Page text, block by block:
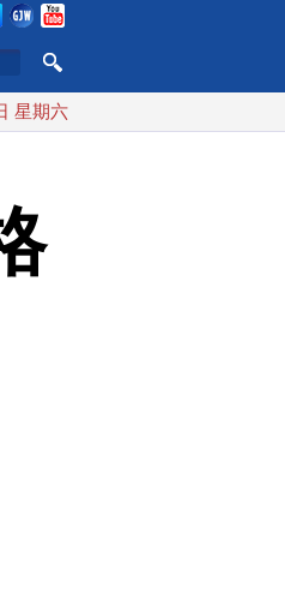
台灣漢光首結合城鎮演習 AIT連
星期六